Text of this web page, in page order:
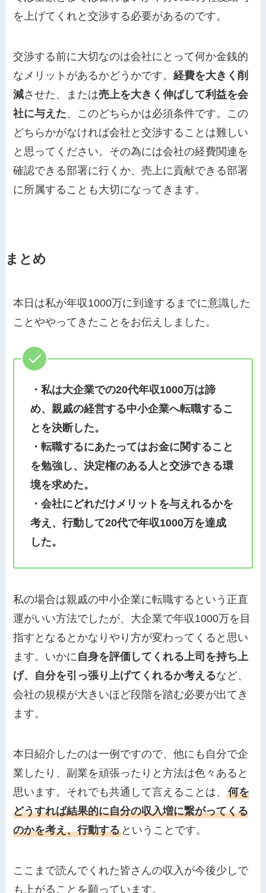
を上げてくれと交渉する必要があるのです。
交渉する前に大切なのは会社にとって何か金銭的
なメリットがあるかどうかです。経費を大きく削
減させた、または売上を大きく伸ばして利益を会
社に与えた、このどちらかは必須条件です。この
どちらかがなければ会社と交渉することは難しい
と思ってください。その為には会社の経費関連を
確認できる部署に行くか、売上に貢献できる部署
に所属することも大切になってきます。
まとめ
本日は私が年収1000万に到達するまでに意識した
ことややってきたことをお伝えしました。
・私は大企業での20代年収1000万は諦
め、親戚の経営する中小企業へ転職するこ
とを決断した。
・転職するにあたってはお金に関すること
を勉強し、決定権のある人と交渉できる環
境を求めた。
・会社にどれだけメリットを与えれるかを
考え、行動して20代で年収1000万を達成
した。
私の場合は親戚の中小企業に転職するという正直
運がいい方法でしたが、大企業で年収1000万を目
指すとなるとかなりやり方が変わってくると思い
ます。いかに自身を評価してくれる上司を持ち上
げ、自分を引っ張り上げてくれるか考えるなど、
会社の規模が大きいほど段階を踏む必要が出てき
ます。
本日紹介したのは一例ですので、他にも自分で企
業したり、副業を頑張ったりと方法は色々あると
思います。それでも共通して言えることは、何を
どうすれば結果的に自分の収入増に繋がってくる
のかを考え、行動する ということです。
ここまで読んでくれた皆さんの収入が今後少しで
も上がることを願っています。